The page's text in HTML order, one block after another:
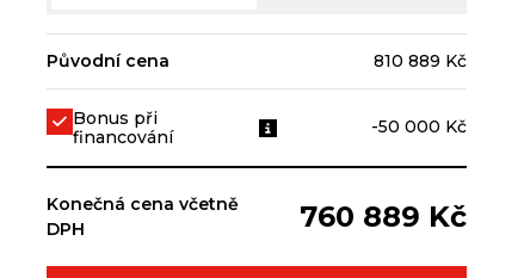
Původní cena 810 889 Kč
Bonus při
financování
-50 000 Kč
Konečná cena včetně
DPH
760 889 Kč